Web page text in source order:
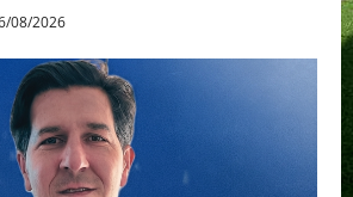
08/2026